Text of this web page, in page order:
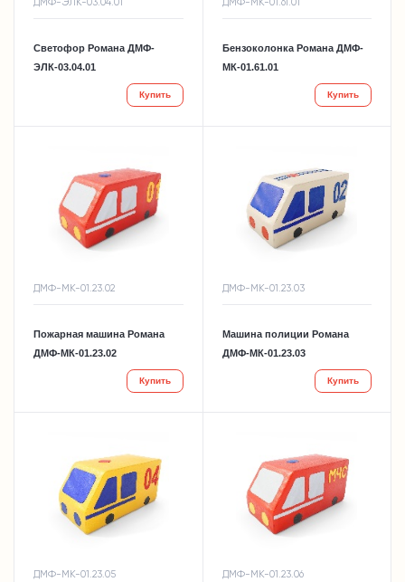
ДМФ-ЭЛК-03.04.01
Светофор Романа ДМФ-
ЭЛК-03.04.01
Купить
ДМФ-МК-01.61.01
Бензоколонка Романа ДМФ-
МК-01.61.01
Купить
ДМФ-МК-01.23.02
Пожарная машина Романа
ДМФ-МК-01.23.02
Купить
ДМФ-МК-01.23.03
Машина полиции Романа
ДМФ-МК-01.23.03
Купить
ДМФ-МК-01.23.05 ДМФ-МК-01.23.06